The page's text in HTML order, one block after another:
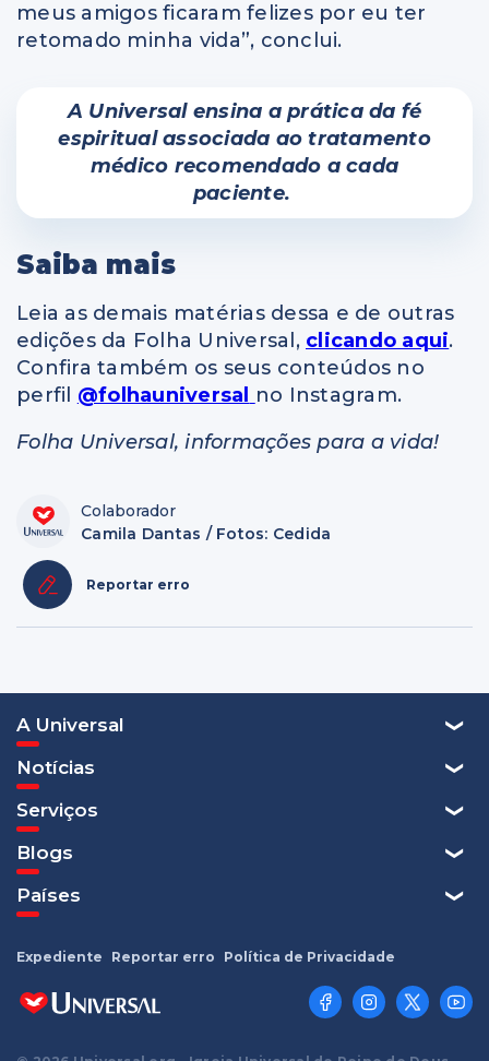
meus amigos ficaram felizes por eu ter
retomado minha vida”, conclui.
A Universal ensina a prática da fé
espiritual associada ao tratamento
médico recomendado a cada
paciente.
Saiba mais
Leia as demais matérias dessa e de outras
edições da Folha Universal, clicando aqui.
Confira também os seus conteúdos no
perfil @folhauniversal
no Instagram.
Folha Universal, informações para a vida!
Colaborador
Camila Dantas / Fotos: Cedida
Reportar erro
A Universal
Notícias
Serviços
Blogs
Países
Expediente Reportar erro Política de Privacidade